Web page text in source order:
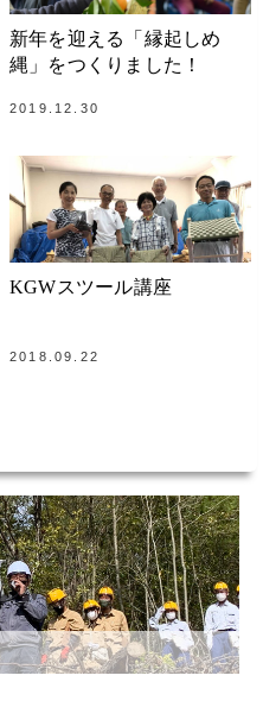
新年を迎える「縁起しめ
縄」をつくりました！
2019.12.30
KGWスツール講座
2018.09.22